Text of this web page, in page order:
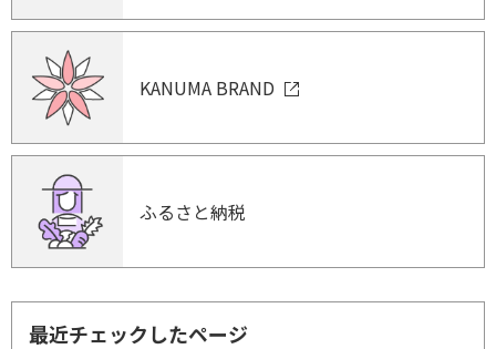
KANUMA BRAND
ふるさと納税
最近チェックしたページ